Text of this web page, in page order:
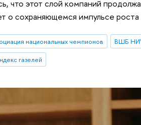
что этот слой компаний
о сохраняющемся импульсе
национальных чемпионов ВШБ
газелей